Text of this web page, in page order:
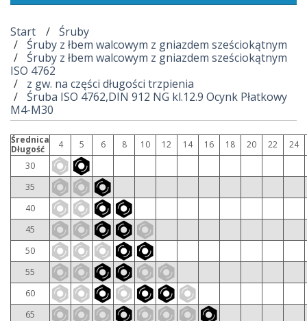
Start
Śruby
Śruby z łbem walcowym z gniazdem sześciokątnym
Śruby z łbem walcowym z gniazdem sześciokątnym
ISO 4762
z gw. na części długości trzpienia
Śruba ISO 4762,DIN 912 NG kl.12.9 Ocynk Płatkowy
M4-M30
Średnica
Długość
4 5 6 8 10 12 14 16 18 20 22
24
30
35
40
45
50
55
60
65